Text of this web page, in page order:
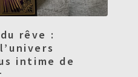
rêve :
intime de